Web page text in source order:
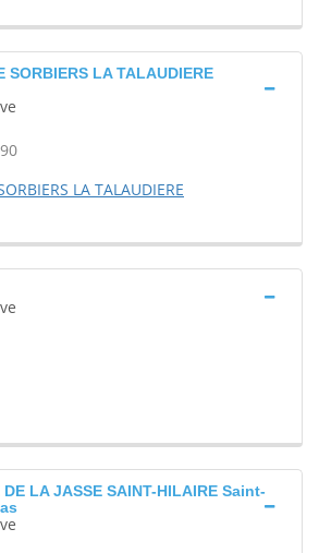
SORBIERS LA TALAUDIERE
LA TALAUDIERE
DE LA JASSE SAINT-HILAIRE Saint-